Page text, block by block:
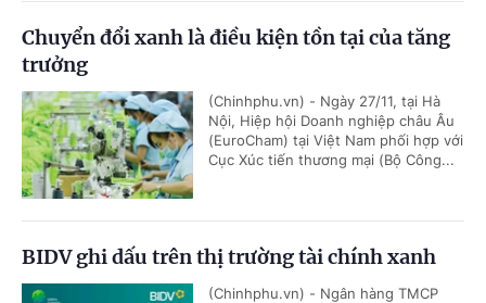
Chuyển đổi xanh là điều kiện tồn tại của tăng
trưởng
(Chinhphu.vn) - Ngày 27/11, tại Hà
Nội, Hiệp hội Doanh nghiệp châu Âu
(EuroCham) tại Việt Nam phối hợp với
Cục Xúc tiến thương mại (Bộ Công...
BIDV ghi dấu trên thị trường tài chính xanh
(Chinhphu.vn) - Ngân hàng TMCP